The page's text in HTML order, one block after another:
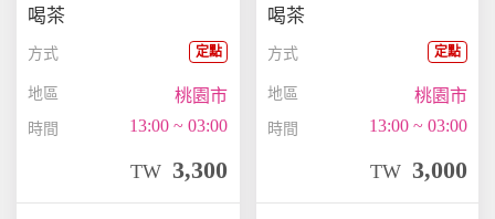
喝茶
方式 定點
地區 桃園市
時間 13:00 ~ 03:00
TW 3,300
喝茶
方式 定點
地區 桃園市
時間 13:00 ~ 03:00
TW 3,000